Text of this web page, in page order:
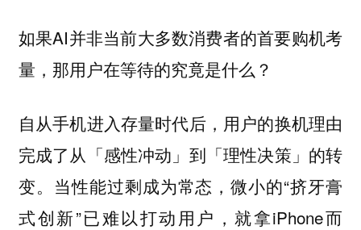
如果AI并非当前大多数消费者的首要购机考
量，那用户在等待的究竟是什么？
自从手机进入存量时代后，用户的换机理由
完成了从「感性冲动」到「理性决策」的转
变。当性能过剩成为常态，微小的“挤牙膏
式创新”已难以打动用户，就拿iPhone而